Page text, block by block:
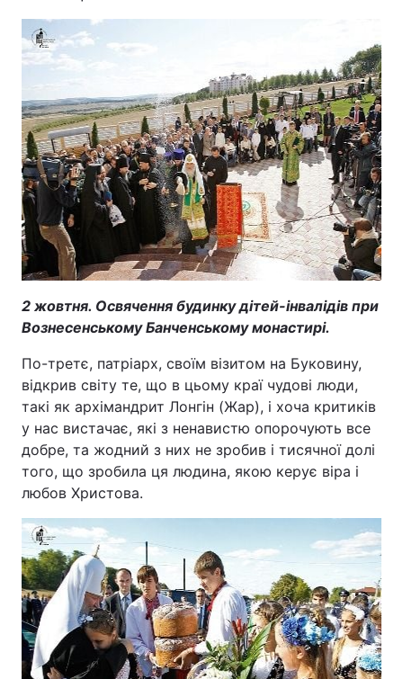
2 жовтня. Освячення будинку дітей-інвалідів при
Вознесенському Банченському монастирі.
По-третє, патріарх, своїм візитом на Буковину,
відкрив світу те, що в цьому краї чудові люди,
такі як архімандрит Лонгін (Жар), і хоча критиків
у нас вистачає, які з ненавистю опорочують все
добре, та жодний з них не зробив і тисячної долі
того, що зробила ця людина, якою керує віра і
любов Христова.